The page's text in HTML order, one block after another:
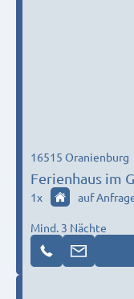
Ferienhaus im
16515 Oranienburg
1x auf
Mind. 3 Nächte